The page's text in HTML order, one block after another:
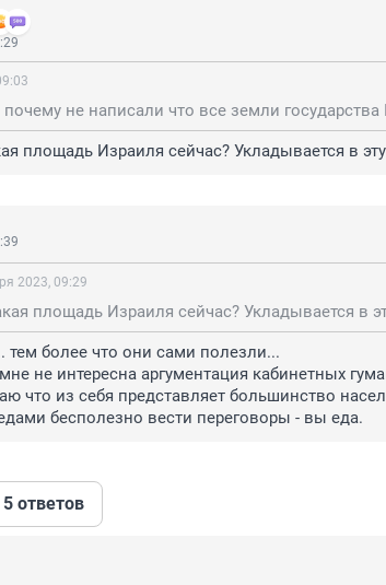
площадь Израиля сейчас? Укладывается в эту
2023, 09:29
площадь Израиля сейчас? Укладывается в
более что они сами полезли...
не интересна аргументация кабинетных
что из себя представляет большинство
бесполезно вести переговоры - вы еда.
ответов